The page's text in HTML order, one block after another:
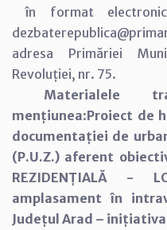
în format
adresa Primăriei
Revoluției, nr. 75.
Materialele
mențiunea:Proiect de
documentației de
(P.U.Z.) aferent
REZIDENȚIALĂ -
amplasament în
Județul Arad –